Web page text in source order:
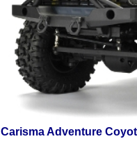
Carisma Adventure